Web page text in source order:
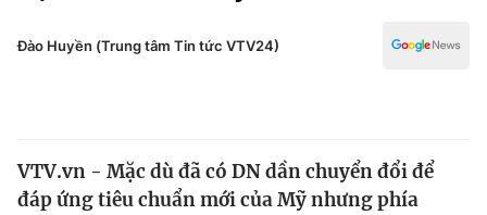
Pháp luật
Thế giới
Công nghệ
Đào Huyền (Trung tâm Tin tức VTV24)
VTV.vn - Mặc dù đã có DN dần chuyển đổi để
đáp ứng tiêu chuẩn mới của Mỹ nhưng phía